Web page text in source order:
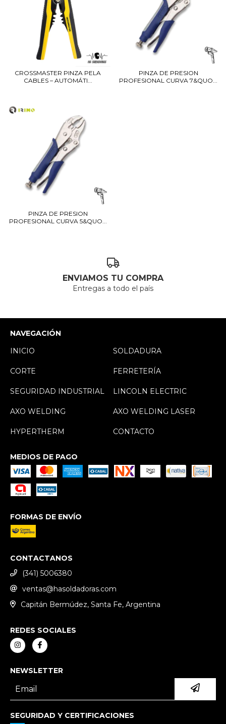
CROSSMASTER PINZA PELA
CABLES – AUTOMÁTI...
PINZA DE PRESION
PROFESIONAL CURVA 7&QUO...
PINZA DE PRESION
PROFESIONAL CURVA 5&QUO...
ENVIAMOS TU COMPRA
Entregas a todo el país
NAVEGACIÓN
INICIO
SOLDADURA
CORTE FERRETERÍA
SEGURIDAD INDUSTRIAL LINCOLN ELECTRIC
AXO WELDING AXO WELDING LASER
HYPERTHERM CONTACTO
MEDIOS DE PAGO
FORMAS DE ENVÍO
CONTACTANOS
(341) 5006380
ventas@hasoldadoras.com
Capitán Bermúdez, Santa Fe, Argentina
REDES SOCIALES
NEWSLETTER
SEGURIDAD Y CERTIFICACIONES